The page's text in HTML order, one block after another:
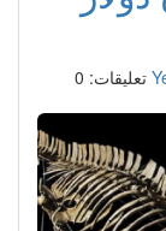
تعليقات: 0